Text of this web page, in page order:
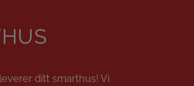
ditt smarthus! Vi